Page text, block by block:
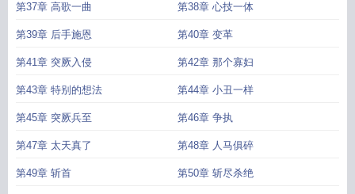
第37章 高歌一曲 第38章 心技一体
第39章 后手施恩 第40章 变革
第41章 突厥入侵 第42章 那个寡妇
第43章 特别的想法 第44章 小丑一样
第45章 突厥兵至 第46章 争执
第47章 太天真了 第48章 人马俱碎
第49章 斩首 第50章 斩尽杀绝